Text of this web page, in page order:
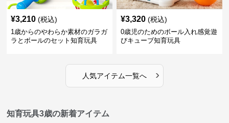
¥3,210 (税込)
1歳からのやわらか素材のガラガ
ラとボールのセット知育玩具
¥3,320 (税込)
0歳児のためのボール入れ感覚遊
びキューブ知育玩具
人気アイテム一覧へ ›
知育玩具3歳の新着アイテム